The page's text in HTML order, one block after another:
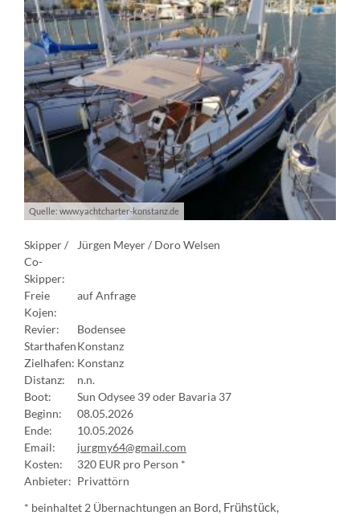
Quelle: www.yachtcharter-konstanz.de
Skipper /
Co-
Skipper:
Jürgen Meyer / Doro Welsen
Freie
Kojen:
auf Anfrage
Revier:
Bodensee
StarthafenKonstanz
Zielhafen: Konstanz
Distanz:
n.n.
Boot:
Sun Odysee 39 oder Bavaria 37
Beginn:
08.05.2026
Ende:
10.05.2026
Email:
jurgmy64@gmail.com
Kosten:
320 EUR pro Person *
Anbieter: Privattörn
* beinhaltet 2 Übernachtungen an Bord, Frühstück,